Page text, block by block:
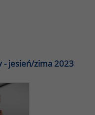
- jesień/zima 2023